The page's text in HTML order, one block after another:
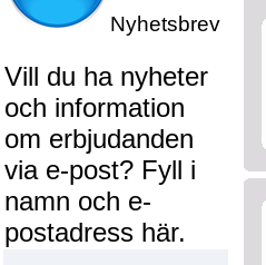
Nyhetsbrev
Vill du ha nyheter
och information
om erbjudanden
via e-post? Fyll i
namn och e-
postadress här.